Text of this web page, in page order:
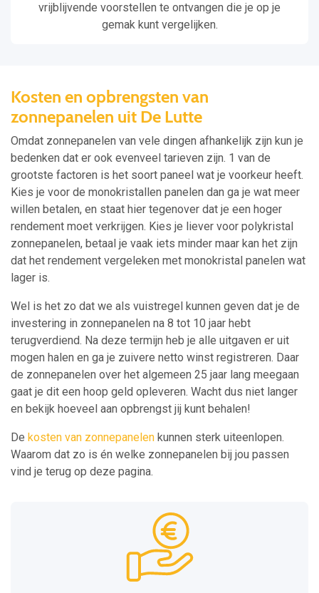
vrijblijvende voorstellen te ontvangen die je op je
gemak kunt vergelijken.
Kosten en opbrengsten van
zonnepanelen uit De Lutte
Omdat zonnepanelen van vele dingen afhankelijk zijn kun je
bedenken dat er ook evenveel tarieven zijn. 1 van de
grootste factoren is het soort paneel wat je voorkeur heeft.
Kies je voor de monokristallen panelen dan ga je wat meer
willen betalen, en staat hier tegenover dat je een hoger
rendement moet verkrijgen. Kies je liever voor polykristal
zonnepanelen, betaal je vaak iets minder maar kan het zijn
dat het rendement vergeleken met monokristal panelen wat
lager is.
Wel is het zo dat we als vuistregel kunnen geven dat je de
investering in zonnepanelen na 8 tot 10 jaar hebt
terugverdiend. Na deze termijn heb je alle uitgaven er uit
mogen halen en ga je zuivere netto winst registreren. Daar
de zonnepanelen over het algemeen 25 jaar lang meegaan
gaat je dit een hoop geld opleveren. Wacht dus niet langer
en bekijk hoeveel aan opbrengst jij kunt behalen!
De kosten van zonnepanelen kunnen sterk uiteenlopen.
Waarom dat zo is én welke zonnepanelen bij jou passen
vind je terug op deze pagina.